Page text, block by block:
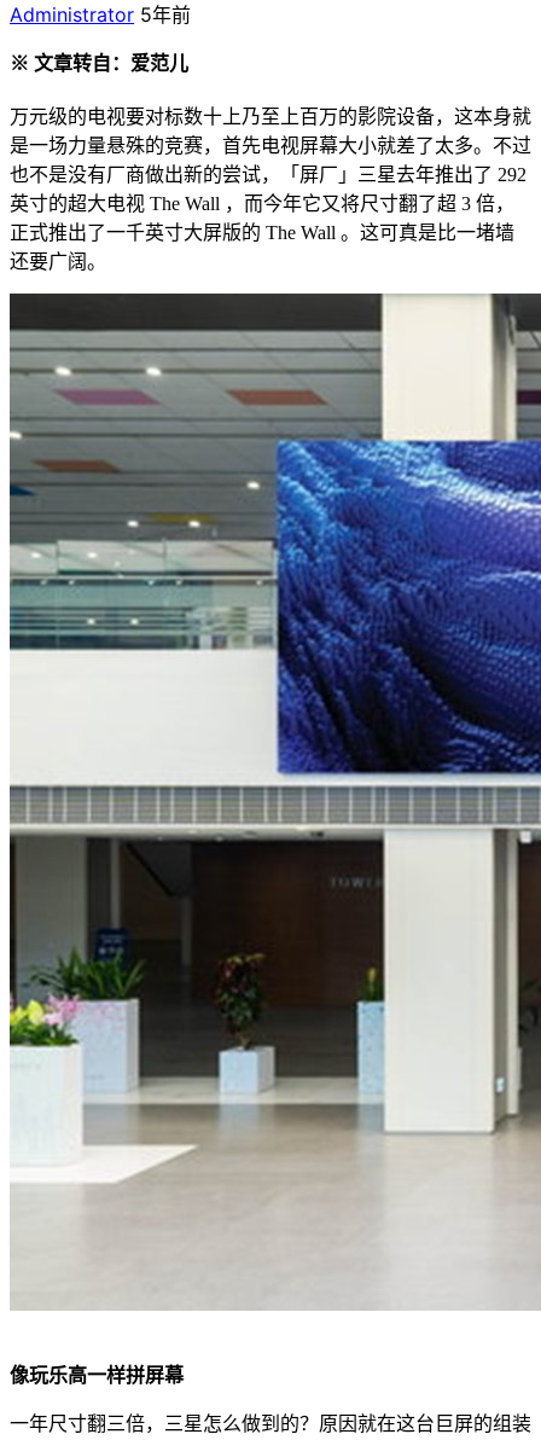
Administrator 5年前
※ 文章转自：爱范儿
万元级的电视要对标数十上乃至上百万的影院设备，这本身就
是一场力量悬殊的竞赛，首先电视屏幕大小就差了太多。不过
也不是没有厂商做出新的尝试，「屏厂」三星去年推出了 292
英寸的超大电视 The Wall ，而今年它又将尺寸翻了超 3 倍，
正式推出了一千英寸大屏版的 The Wall 。这可真是比一堵墙
还要广阔。
像玩乐高一样拼屏幕
一年尺寸翻三倍，三星怎么做到的？原因就在这台巨屏的组装